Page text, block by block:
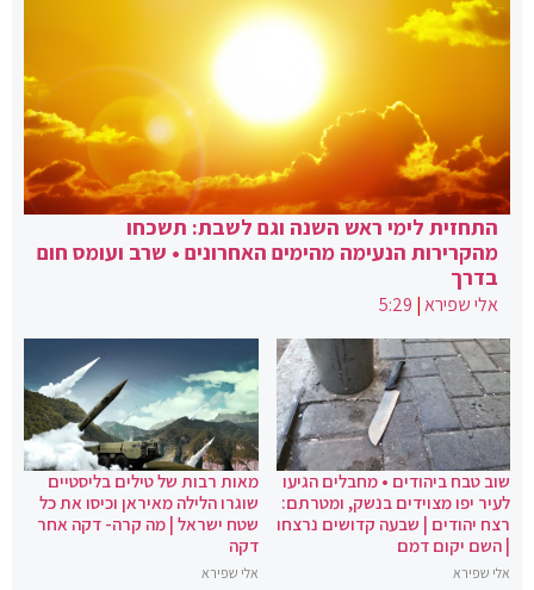
התחזית לימי ראש השנה וגם לשבת: תשכחו
מהקרירות הנעימה מהימים האחרונים • שרב ועומס חום
בדרך
אלי שפירא|
5:29
שוב טבח ביהודים • מחבלים הגיעו
לעיר יפו מצוידים בנשק, ומטרתם:
רצח יהודים | שבעה קדושים נרצחו
| השם יקום דמם
אלי שפירא
מאות רבות של טילים בליסטיים
שוגרו הלילה מאיראן וכיסו את כל
שטח ישראל | מה קרה- דקה אחר
דקה
אלי שפירא